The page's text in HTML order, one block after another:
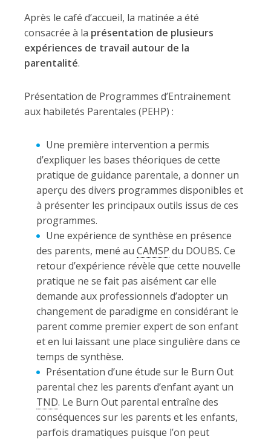
Après le café d’accueil, la matinée a été
consacrée à la présentation de plusieurs
expériences de travail autour de la
parentalité.
Présentation de Programmes d’Entrainement
aux habiletés Parentales (PEHP) :
Une première intervention a permis
d’expliquer les bases théoriques de cette
pratique de guidance parentale, a donner un
aperçu des divers programmes disponibles et
à présenter les principaux outils issus de ces
programmes.
Une expérience de synthèse en présence
des parents, mené au CAMSP du DOUBS. Ce
retour d’expérience révèle que cette nouvelle
pratique ne se fait pas aisément car elle
demande aux professionnels d’adopter un
changement de paradigme en considérant le
parent comme premier expert de son enfant
et en lui laissant une place singulière dans ce
temps de synthèse.
Présentation d’une étude sur le Burn Out
parental chez les parents d’enfant ayant un
TND. Le Burn Out parental entraîne des
conséquences sur les parents et les enfants,
parfois dramatiques puisque l’on peut